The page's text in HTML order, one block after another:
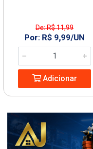
De: R$ 11,99
Por: R$ 9,99/UN
Adicionar